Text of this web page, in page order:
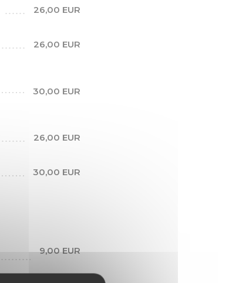
26,00 EUR
26,00 EUR
30,00 EUR
26,00 EUR
30,00 EUR
9,00 EUR